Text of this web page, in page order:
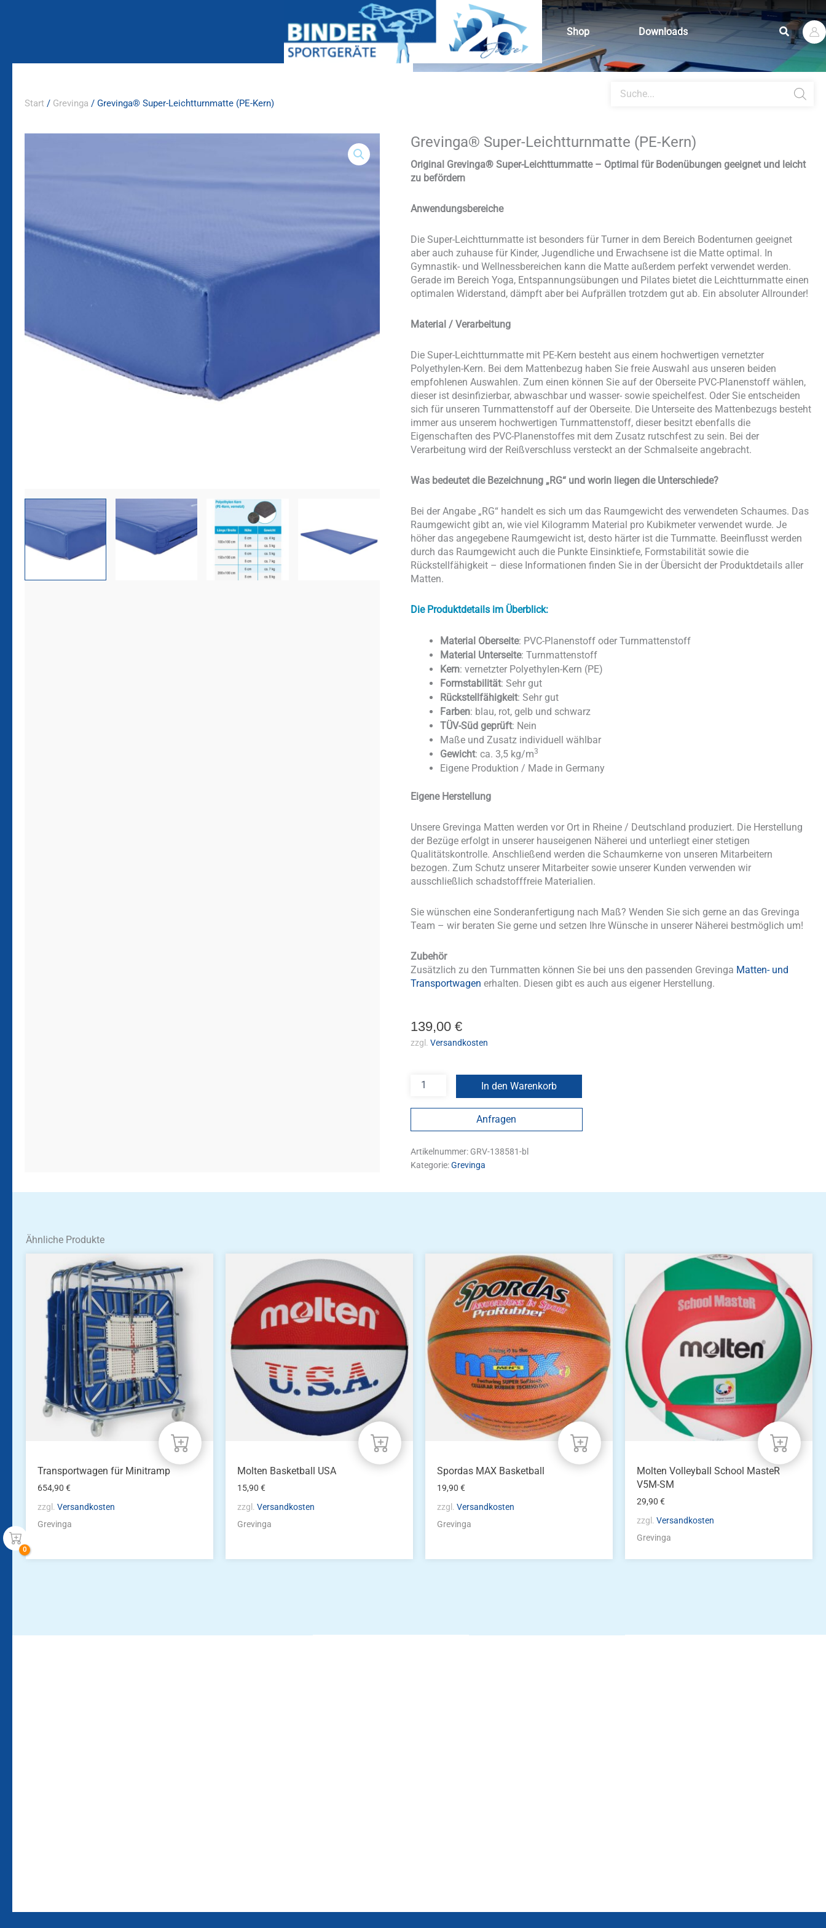
Shop Downloads Suchen
search
Start / Grevinga / Grevinga® Super-Leichtturnmatte (PE-Kern)
Grevinga® Super-Leichtturnmatte (PE-Kern)
Original Grevinga® Super-Leichtturnmatte – Optimal für Bodenübungen geeignet und leicht
zu befördern
Anwendungsbereiche
Die Super-Leichtturnmatte ist besonders für Turner in dem Bereich Bodenturnen geeignet
aber auch zuhause für Kinder, Jugendliche und Erwachsene ist die Matte optimal. In
Gymnastik- und Wellnessbereichen kann die Matte außerdem perfekt verwendet werden.
Gerade im Bereich Yoga, Entspannungsübungen und Pilates bietet die Leichtturnmatte einen
optimalen Widerstand, dämpft aber bei Aufprällen trotzdem gut ab. Ein absoluter Allrounder!
Material / Verarbeitung
Die Super-Leichtturnmatte mit PE-Kern besteht aus einem hochwertigen vernetzter
Polyethylen-Kern. Bei dem Mattenbezug haben Sie freie Auswahl aus unseren beiden
empfohlenen Auswahlen. Zum einen können Sie auf der Oberseite PVC-Planenstoff wählen,
dieser ist desinfizierbar, abwaschbar und wasser- sowie speichelfest. Oder Sie entscheiden
sich für unseren Turnmattenstoff auf der Oberseite. Die Unterseite des Mattenbezugs besteht
immer aus unserem hochwertigen Turnmattenstoff, dieser besitzt ebenfalls die
Eigenschaften des PVC-Planenstoffes mit dem Zusatz rutschfest zu sein. Bei der
Verarbeitung wird der Reißverschluss versteckt an der Schmalseite angebracht.
Was bedeutet die Bezeichnung „RG“ und worin liegen die Unterschiede?
Bei der Angabe „RG“ handelt es sich um das Raumgewicht des verwendeten Schaumes. Das
Raumgewicht gibt an, wie viel Kilogramm Material pro Kubikmeter verwendet wurde. Je
höher das angegebene Raumgewicht ist, desto härter ist die Turnmatte. Beeinflusst werden
durch das Raumgewicht auch die Punkte Einsinktiefe, Formstabilität sowie die
Rückstellfähigkeit – diese Informationen finden Sie in der Übersicht der Produktdetails aller
Matten.
Die Produktdetails im Überblick:
Material Oberseite: PVC-Planenstoff oder Turnmattenstoff
Material Unterseite: Turnmattenstoff
Kern: vernetzter Polyethylen-Kern (PE)
Formstabilität: Sehr gut
Rückstellfähigkeit: Sehr gut
Farben: blau, rot, gelb und schwarz
TÜV-Süd geprüft: Nein
Maße und Zusatz individuell wählbar
Gewicht: ca. 3,5 kg/m3
Eigene Produktion / Made in Germany
Eigene Herstellung
Unsere Grevinga Matten werden vor Ort in Rheine / Deutschland produziert. Die Herstellung
der Bezüge erfolgt in unserer hauseigenen Näherei und unterliegt einer stetigen
Qualitätskontrolle. Anschließend werden die Schaumkerne von unseren Mitarbeitern
bezogen. Zum Schutz unserer Mitarbeiter sowie unserer Kunden verwenden wir
ausschließlich schadstofffreie Materialien.
Sie wünschen eine Sonderanfertigung nach Maß? Wenden Sie sich gerne an das Grevinga
Team – wir beraten Sie gerne und setzen Ihre Wünsche in unserer Näherei bestmöglich um!
Zubehör
Zusätzlich zu den Turnmatten können Sie bei uns den passenden Grevinga Matten- und
Transportwagen erhalten. Diesen gibt es auch aus eigener Herstellung.
139,00 €
zzgl. Versandkosten
Grevinga®
Leichtturnmatte
(PE-
In den Warenkorb
Anfragen
Artikelnummer: GRV-138581-bl
Kategorie:Grevinga
Ähnliche Produkte
Transportwagen für Minitramp
654,90€
zzgl.Versandkosten
Grevinga
Molten Basketball USA
15,90€
zzgl.Versandkosten
Grevinga
Spordas MAX Basketball
19,90€
zzgl.Versandkosten
Grevinga
Molten Volleyball School MasteR
V5M-SM
29,90€
zzgl.Versandkosten
Grevinga